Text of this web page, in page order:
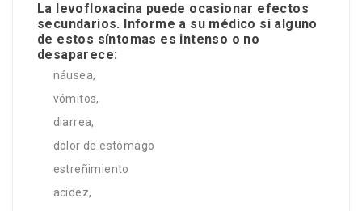
La levofloxacina puede ocasionar efectos
secundarios. Informe a su médico si alguno
de estos síntomas es intenso o no
desaparece:
náusea,
vómitos,
diarrea,
dolor de estómago
estreñimiento
acidez,